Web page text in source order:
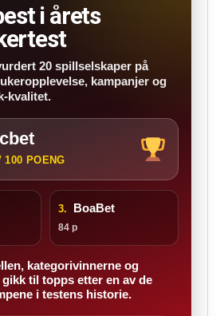
i årets
20 spillselskaper på
kampanjer og
kvalitet.
100 POENG
3. BoaBet
84 p
kategorivinnerne og
til topps etter en av de
i testens historie.